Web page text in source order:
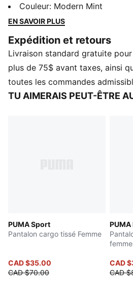
personnalisable. Les poches
rangement pratique, tandis que
logo no1 apporte une touche
robe.
CARACTÉRISTIQUES ET
Contenu recyclé : fabriqué à
recyclés, à l’exclusion des
Couleur: Modern Mint
EN SAVOIR PLUS
Expédition et retours
Livraison standard gratuite
plus de 75$ avant taxes, ainsi
toutes les commandes
TU AIMERAIS PEUT-ÊTRE
PUMA Sport
Pantalon cargo tissé Femme
CAD $35.00
CAD $70.00
CAD
CAD